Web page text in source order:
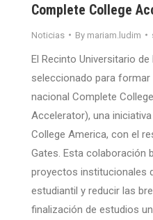
Complete College
Noticias By mariam.ludim
El Recinto Universitario
seleccionado para formar
nacional Complete
Accelerator), una
College America, con el
Gates. Esta colaboración
proyectos institucionales
estudiantil y reducir las
finalización de estudios